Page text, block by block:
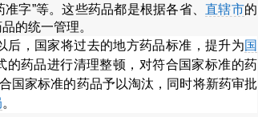
准字”等。这些药品都是根据各省、直辖市的
的统一管理。
后，国家将过去的地方药品标准，提升为国
的药品进行清理整顿，对符合国家标准的药
国家标准的药品予以淘汰，同时将新药审批
。